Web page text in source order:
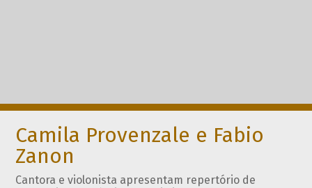
Camila Provenzale e Fabio
Zanon
Cantora e violonista apresentam repertório de